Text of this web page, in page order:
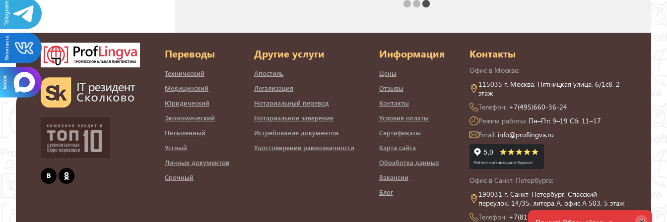
Переводы
Технический
Медицинский
Юридический
Экономический
Письменный
Устный
Личных документов
Срочный
Другие услуги
Апостиль
Легализация
Нотариальный перевод
Нотариальное заверение
Истребование документов
Удостоверение равнозначности
Информация
Цены
Отзывы
Контакты
Условия оплаты
Сертификаты
Карта сайта
Обработка данных
Вакансии
Блог
Контакты
Офис в Москве:
115035 г. Москва, Пятницкая улица, 6/1с8, 2
этаж
Телефон: +7(495)660-36-24
Режим работы: Пн–Пт: 9–19 Сб: 11–17
Email: info@proflingva.ru
Офис в Санкт-Петербурге:
190031 г. Санкт-Петербург, Спасский
переулок, 14/35, литера А, офис А 503, 5 этаж
Телефон: +7(812)426-13-21